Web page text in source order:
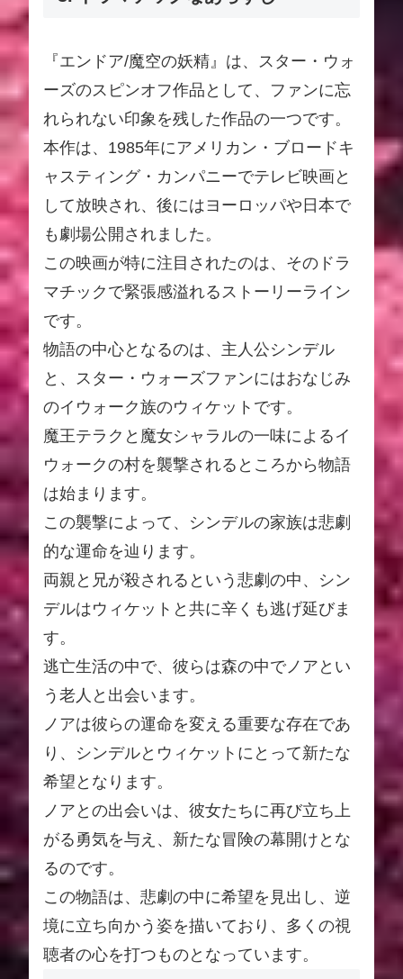
『エンドア/魔空の妖精』は、スター・ウォ
ーズのスピンオフ作品として、ファンに忘
れられない印象を残した作品の一つです。
本作は、1985年にアメリカン・ブロードキ
ャスティング・カンパニーでテレビ映画と
して放映され、後にはヨーロッパや日本で
も劇場公開されました。
この映画が特に注目されたのは、そのドラ
マチックで緊張感溢れるストーリーライン
です。
物語の中心となるのは、主人公シンデル
と、スター・ウォーズファンにはおなじみ
のイウォーク族のウィケットです。
魔王テラクと魔女シャラルの一味によるイ
ウォークの村を襲撃されるところから物語
は始まります。
この襲撃によって、シンデルの家族は悲劇
的な運命を辿ります。
両親と兄が殺されるという悲劇の中、シン
デルはウィケットと共に辛くも逃げ延びま
す。
逃亡生活の中で、彼らは森の中でノアとい
う老人と出会います。
ノアは彼らの運命を変える重要な存在であ
り、シンデルとウィケットにとって新たな
希望となります。
ノアとの出会いは、彼女たちに再び立ち上
がる勇気を与え、新たな冒険の幕開けとな
るのです。
この物語は、悲劇の中に希望を見出し、逆
境に立ち向かう姿を描いており、多くの視
聴者の心を打つものとなっています。